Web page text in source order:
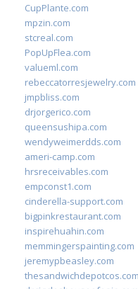
CupPlante.com
mpzin.com
stcreal.com
PopUpFlea.com
valueml.com
rebeccatorresjewelry.com
jmpbliss.com
drjorgerico.com
queensushipa.com
wendyweimerdds.com
ameri-camp.com
hrsreceivables.com
empconst1.com
cinderella-support.com
bigpinkrestaurant.com
inspirehuahin.com
memmingerspainting.com
jeremypbeasley.com
thesandwichdepotcos.com